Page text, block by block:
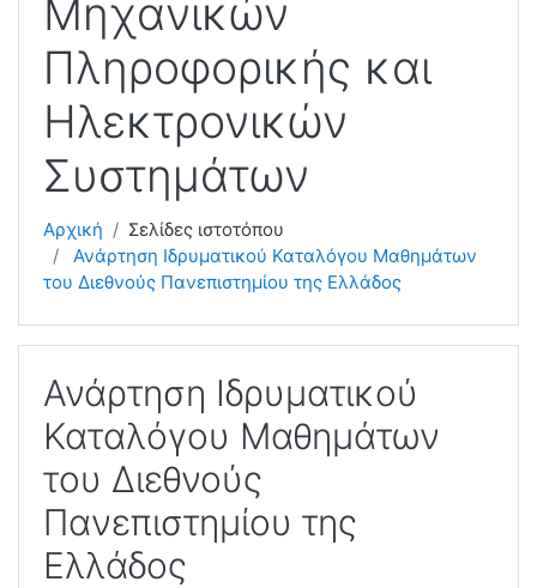
Μηχανικών
Πληροφορικής και
Ηλεκτρονικών
Συστημάτων
Αρχική
Σελίδες ιστοτόπου
Ανάρτηση Ιδρυματικού Καταλόγου Μαθημάτων
του Διεθνούς Πανεπιστημίου της Ελλάδος
Ανάρτηση Ιδρυματικού
Καταλόγου Μαθημάτων
του Διεθνούς
Πανεπιστημίου της
Ελλάδος